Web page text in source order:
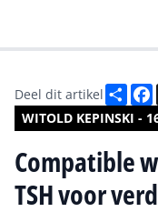
WITOLD KEPINSKI -
Deel dit artikel Deel
Compatible
TSH voor